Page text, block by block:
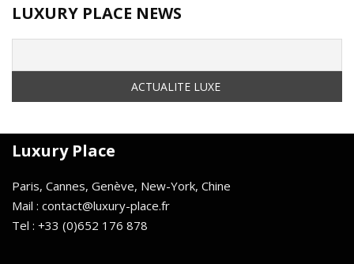
LUXURY PLACE NEWS
Luxury Place
Paris, Cannes, Genève, New-York, Chine
Mail : contact@luxury-place.fr
Tel : +33 (0)652 176 878